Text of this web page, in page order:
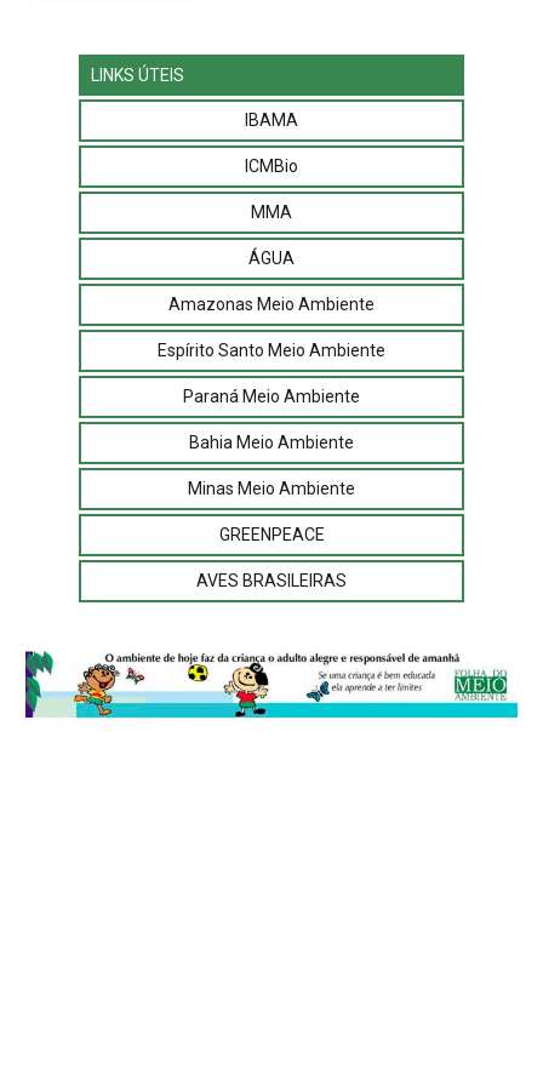
LINKS ÚTEIS
IBAMA
ICMBio
MMA
ÁGUA
Amazonas Meio Ambiente
Espírito Santo Meio Ambiente
Paraná Meio Ambiente
Bahia Meio Ambiente
Minas Meio Ambiente
GREENPEACE
AVES BRASILEIRAS